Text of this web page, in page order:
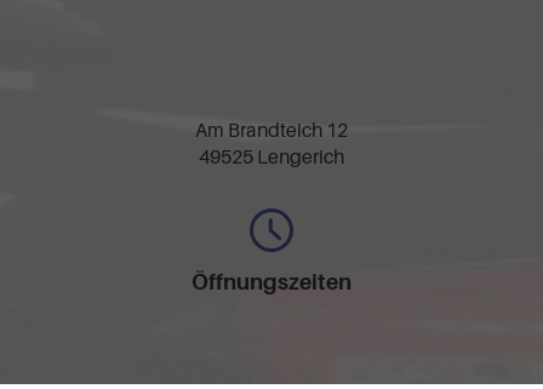
Am Brandteich 12
49525 Lengerich
Öffnungszeiten